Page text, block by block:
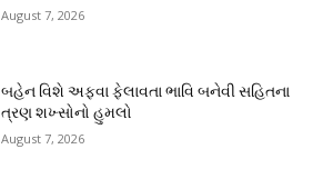
August 7, 2026
બહેન વિશે અફવા ફેલાવતા ભાવિ બનેવી સહિતના
ત્રણ શખ્સોનો હુમલો
August 7, 2026